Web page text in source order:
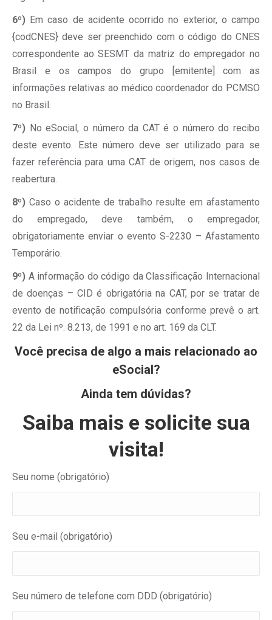
6º) Em caso de acidente ocorrido no exterior, o campo
{codCNES} deve ser preenchido com o código do CNES
correspondente ao SESMT da matriz do empregador no
Brasil e os campos do grupo [emitente] com as
informações relativas ao médico coordenador do PCMSO
no Brasil.
7º) No eSocial, o número da CAT é o número do recibo
deste evento. Este número deve ser utilizado para se
fazer referência para uma CAT de origem, nos casos de
reabertura.
8º) Caso o acidente de trabalho resulte em afastamento
do empregado, deve também, o empregador,
obrigatoriamente enviar o evento S-2230 – Afastamento
Temporário.
9º) A informação do código da Classificação Internacional
de doenças – CID é obrigatória na CAT, por se tratar de
evento de notificação compulsória conforme prevê o art.
22 da Lei nº. 8.213, de 1991 e no art. 169 da CLT.
Você precisa de algo a mais relacionado ao
eSocial?
Ainda tem dúvidas?
Saiba mais e solicite sua
visita!
Seu nome (obrigatório)
Seu e-mail (obrigatório)
Seu número de telefone com DDD (obrigatório)